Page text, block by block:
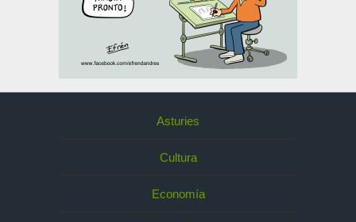
Asturies
Cultura
Economía